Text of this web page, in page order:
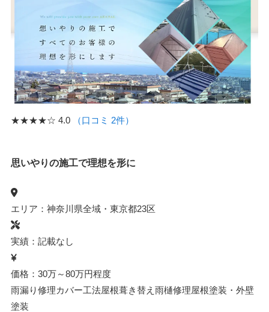
★★★★☆ 4.0 （口コミ 2件）
思いやりの施工で理想を形に
エリア：神奈川県全域・東京都23区
実績：記載なし
価格：30万～80万円程度
雨漏り修理カバー工法屋根葺き替え 雨樋修理屋根塗装・外壁
塗装